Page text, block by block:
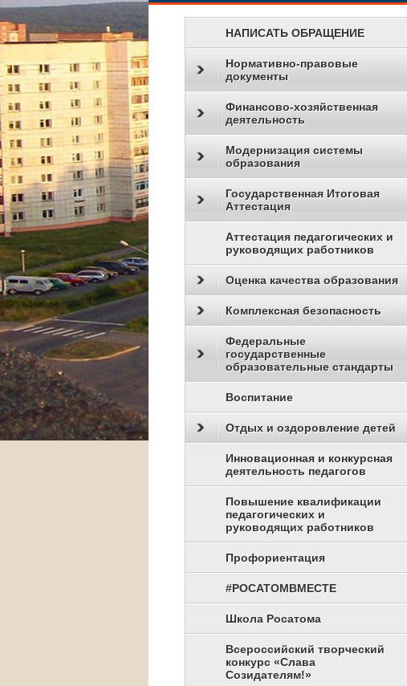
НАПИСАТЬ ОБРАЩЕНИЕ
Нормативно-правовые
документы
Финансово-хозяйственная
деятельность
Модернизация системы
образования
Государственная Итоговая
Аттестация
Аттестация педагогических и
руководящих работников
Оценка качества образования
Комплексная безопасность
Федеральные
государственные
образовательные стандарты
Воспитание
Отдых и оздоровление детей
Инновационная и конкурсная
деятельность педагогов
Повышение квалификации
педагогических и
руководящих работников
Профориентация
#РОСАТОМВМЕСТЕ
Школа Росатома
Всероссийский творческий
конкурс «Слава
Созидателям!»